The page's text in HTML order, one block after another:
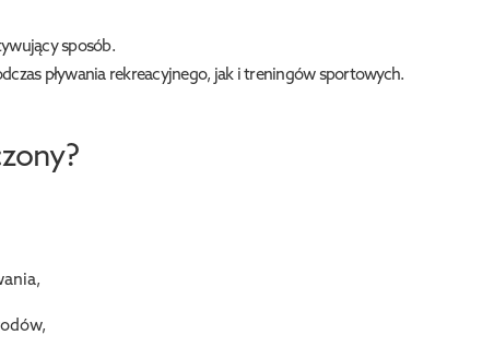
sposób.
pływania rekreacyjnego, jak i treningów sportowych.